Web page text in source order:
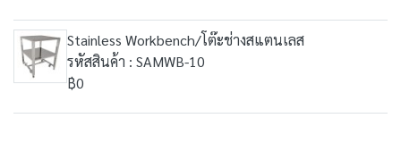
Stainless Workbench/โต๊ะช่างสแตนเลส
รหัสสินค้า : SAMWB-10
฿0